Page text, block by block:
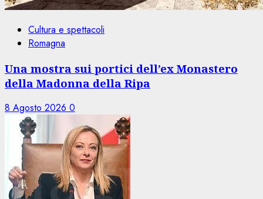
Cultura e spettacoli
Romagna
Una mostra sui portici dell’ex Monastero
della Madonna della Ripa
8 Agosto 2026 0